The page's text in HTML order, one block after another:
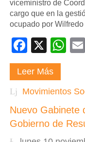
viceministro de
cargo que en la
ocupado por Wilfredo
X
Leer Más
Movimientos
Nuevo Gabinete
Gobierno de